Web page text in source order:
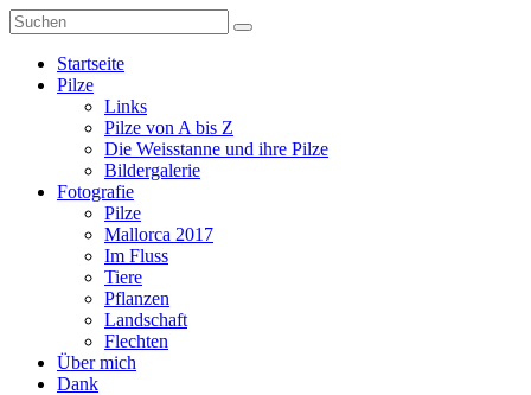
Zum
Inhalt
springen
Menü
Startseite
Pilze
Links
Pilze von A bis Z
Die Weisstanne und ihre Pilze
Bildergalerie
Fotografie
Pilze
Mallorca 2017
Im Fluss
Tiere
Pflanzen
Landschaft
Flechten
Über mich
Dank